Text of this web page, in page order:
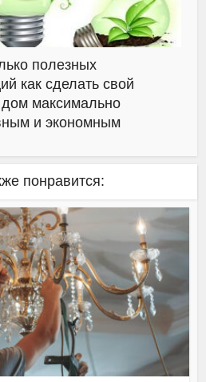
полезных
как сделать свой
максимально
и экономным
понравится: